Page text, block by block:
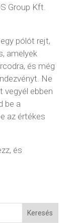
Group Kft.
pólót rejt,
amelyek
és még
Ne
vegyél ebben
be a
az értékes
és